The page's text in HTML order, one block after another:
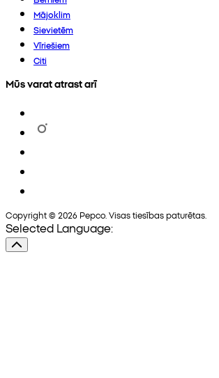
Mājoklim
Sievietēm
Vīriešiem
Citi
Mūs varat atrast arī
Copyright © 2026 Pepco. Visas tiesības paturētas.
Selected Language: